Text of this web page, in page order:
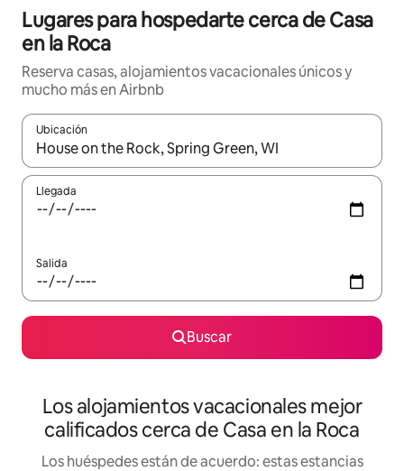
Lugares para hospedarte cerca de Casa
en la Roca
Reserva casas, alojamientos vacacionales únicos y
mucho más en Airbnb
Ubicación
Cuando los resultados estén disponibles, podrás navegar
Llegada
Salida
Buscar
Los alojamientos vacacionales mejor
calificados cerca de Casa en la Roca
Los huéspedes están de acuerdo: estas estancias